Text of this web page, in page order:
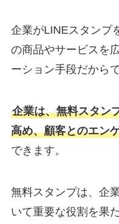
企業がLINEスタンプ
の商品やサービスを
ーション手段だからで
企業は、無料スタン
高め、顧客とのエン
できます。
無料スタンプは、企
いて重要な役割を果